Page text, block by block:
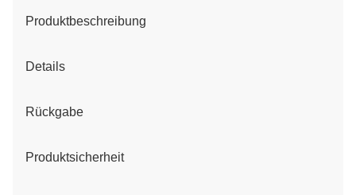
Produktbeschreibung
Details
Rückgabe
Produktsicherheit